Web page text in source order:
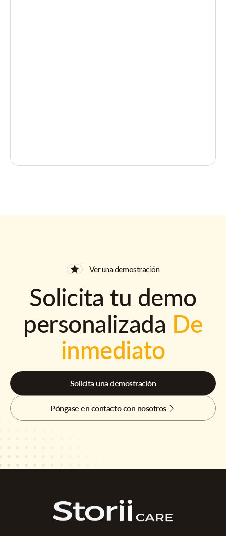
Ver una demostración
Solicita tu demo
personalizada De
inmediato
Solicita una demostración
Póngase en contacto con nosotros